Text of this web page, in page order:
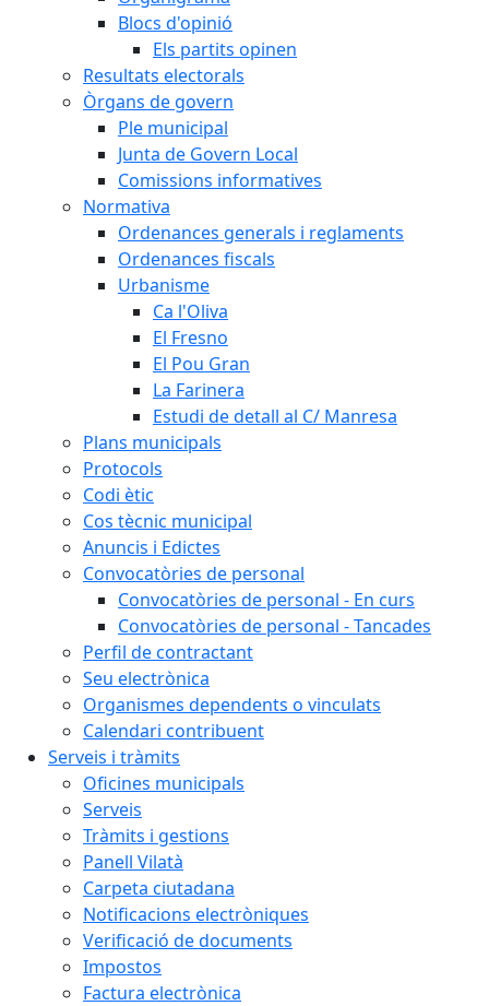
Blocs d'opinió
Els partits opinen
Resultats electorals
Òrgans de govern
Ple municipal
Junta de Govern Local
Comissions informatives
Normativa
Ordenances generals i reglaments
Ordenances fiscals
Urbanisme
Ca l'Oliva
El Fresno
El Pou Gran
La Farinera
Estudi de detall al C/ Manresa
Plans municipals
Protocols
Codi ètic
Cos tècnic municipal
Anuncis i Edictes
Convocatòries de personal
Convocatòries de personal - En curs
Convocatòries de personal - Tancades
Perfil de contractant
Seu electrònica
Organismes dependents o vinculats
Calendari contribuent
Serveis i tràmits
Oficines municipals
Serveis
Tràmits i gestions
Panell Vilatà
Carpeta ciutadana
Notificacions electròniques
Verificació de documents
Impostos
Factura electrònica